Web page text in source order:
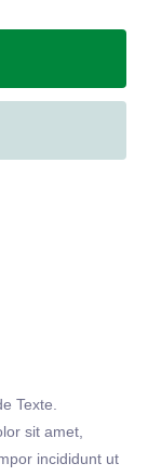
Texte.
sit amet,
incididunt ut